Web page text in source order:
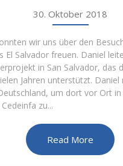
30. Oktober 2018
wir uns über den
El Salvador freuen. Daniel
in San Salvador, das
Jahren unterstützt. Daniel
um dort vor Ort
zu...
Read More